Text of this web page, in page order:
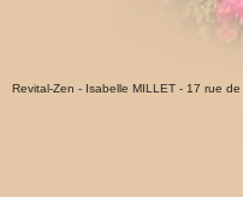
Revital-Zen - Isabelle MILLET - 17 rue